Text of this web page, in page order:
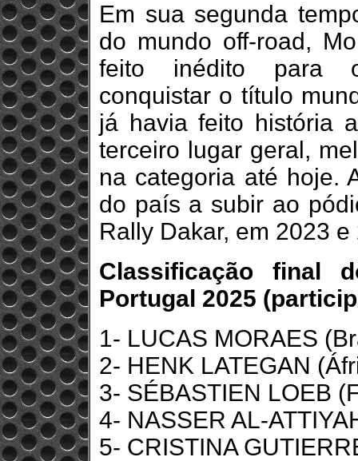
Em sua segunda
do mundo off-road,
feito inédito para o
conquistar o título
já havia feito história
terceiro lugar geral,
na categoria até hoje.
do país a subir ao
Rally Dakar, em 2023
Classificação final
Portugal 2025
1- LUCAS MORAES
2- HENK LATEGAN
3- SÉBASTIEN LOEB
4- NASSER AL-
5- CRISTINA